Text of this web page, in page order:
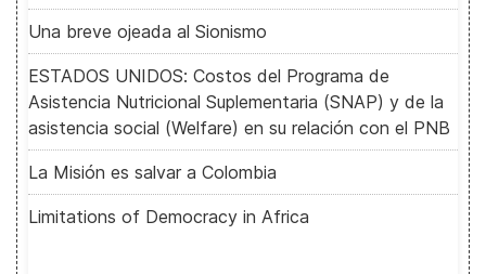
Una breve ojeada al Sionismo
ESTADOS UNIDOS: Costos del Programa de
Asistencia Nutricional Suplementaria (SNAP) y de la
asistencia social (Welfare) en su relación con el PNB
La Misión es salvar a Colombia
Limitations of Democracy in Africa